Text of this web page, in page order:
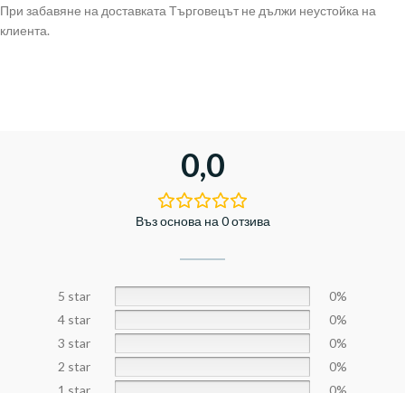
При забавяне на доставката Търговецът не дължи неустойка на
клиента.
0,0
Въз основа на 0 отзива
5 star
0%
4 star
0%
3 star
0%
2 star
0%